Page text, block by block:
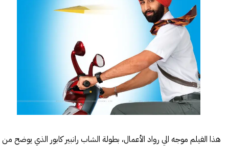
هذا الفيلم موجه الي رواد الأعمال، بطولة الشاب رانبير كابور الذي يوضح من